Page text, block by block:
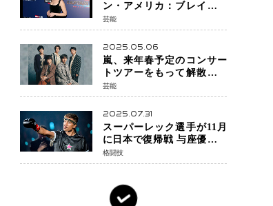
ン・アメリカ：ブレイブ・
ニュー・ワールド』 新ブラ
ック・ウィドウ役のシラ・
ハースとは！？
芸能
2025.05.06
嵐、来年春予定のコンサー
トツアーをもって解散 フ
ァンクラブも2026年5月末で
活動終了
芸能
2025.07.31
スーパーレック選手が11月
に日本で復帰戦 与座優貴選
手との激突に「すべての技
術を見せたい」
格闘技